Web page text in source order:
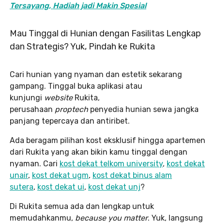
Tersayang, Hadiah jadi Makin Spesial
Mau Tinggal di Hunian dengan Fasilitas Lengkap
dan Strategis? Yuk, Pindah ke Rukita
Cari hunian yang nyaman dan estetik sekarang
gampang. Tinggal buka aplikasi atau
kunjungi websiteRukita,
perusahaan proptech penyedia hunian sewa jangka
panjang tepercaya dan antiribet.
Ada beragam pilihan kost eksklusif hingga apartemen
dari Rukita yang akan bikin kamu tinggal dengan
nyaman. Cari kost dekat telkom university, kost dekat
unair, kost dekat ugm, kost dekat binus alam
sutera, kost dekat ui, kost dekat unj?
Di Rukita semua ada dan lengkap untuk
memudahkanmu, because you matter. Yuk, langsung